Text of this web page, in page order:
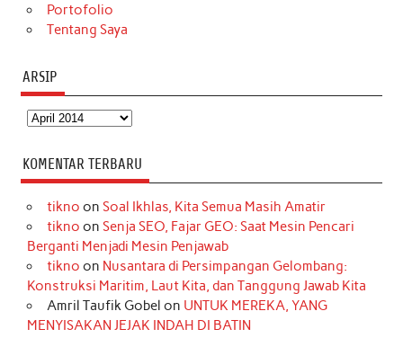
Portofolio
Tentang Saya
ARSIP
Arsip
KOMENTAR TERBARU
tikno on Soal Ikhlas, Kita Semua Masih Amatir
tikno on Senja SEO, Fajar GEO: Saat Mesin Pencari
Berganti Menjadi Mesin Penjawab
tikno on Nusantara di Persimpangan Gelombang:
Konstruksi Maritim, Laut Kita, dan Tanggung Jawab Kita
Amril Taufik Gobel on UNTUK MEREKA, YANG
MENYISAKAN JEJAK INDAH DI BATIN